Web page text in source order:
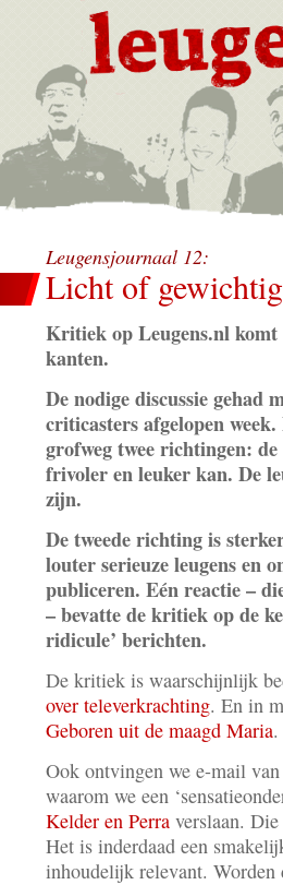
Leugensjournaal 12:
Licht of
Kritiek op Leugens.nl komt
kanten.
De nodige discussie gehad
criticasters afgelopen
grofweg twee richtingen:
frivoler en leuker kan. De
zijn.
De tweede richting is
louter serieuze leugens en
publiceren. Eén reactie –
– bevatte de kritiek op de
ridicule’ berichten.
De kritiek is waarschijnlijk
over televerkrachting. En in
Geboren uit de maagd Maria.
Ook ontvingen we e-mail
waarom we een
Kelder en Perra verslaan.
Het is inderdaad een
inhoudelijk relevant.